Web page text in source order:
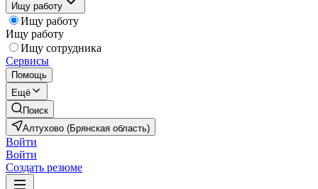
Ищу работу
Ищу работу
Ищу работу
Ищу сотрудника
Сервисы
Помощь
Ещё
Поиск
Алтухово (Брянская область)
Войти
Войти
Создать резюме